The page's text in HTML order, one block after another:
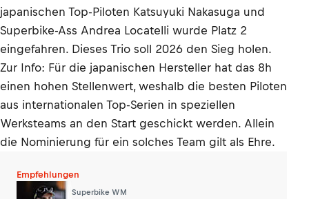
japanischen Top-Piloten Katsuyuki Nakasuga und
Superbike-Ass Andrea Locatelli wurde Platz 2
eingefahren. Dieses Trio soll 2026 den Sieg holen.
Zur Info: Für die japanischen Hersteller hat das 8h
einen hohen Stellenwert, weshalb die besten Piloten
aus internationalen Top-Serien in speziellen
Werksteams an den Start geschickt werden. Allein
die Nominierung für ein solches Team gilt als Ehre.
Empfehlungen
Superbike WM